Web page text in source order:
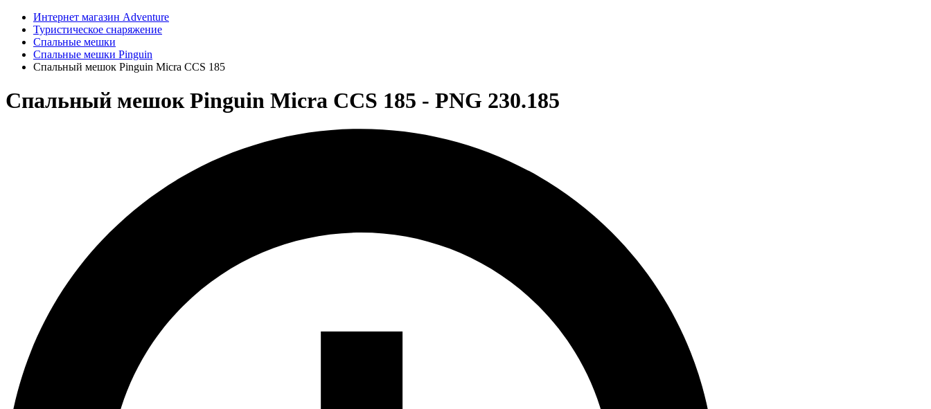
Интернет магазин Adventure
Туристическое снаряжение
Спальные мешки
Спальные мешки Pinguin
Спальный мешок Pinguin Micra CCS 185
Спальный мешок Pinguin Micra CCS 185 - PNG 230.185